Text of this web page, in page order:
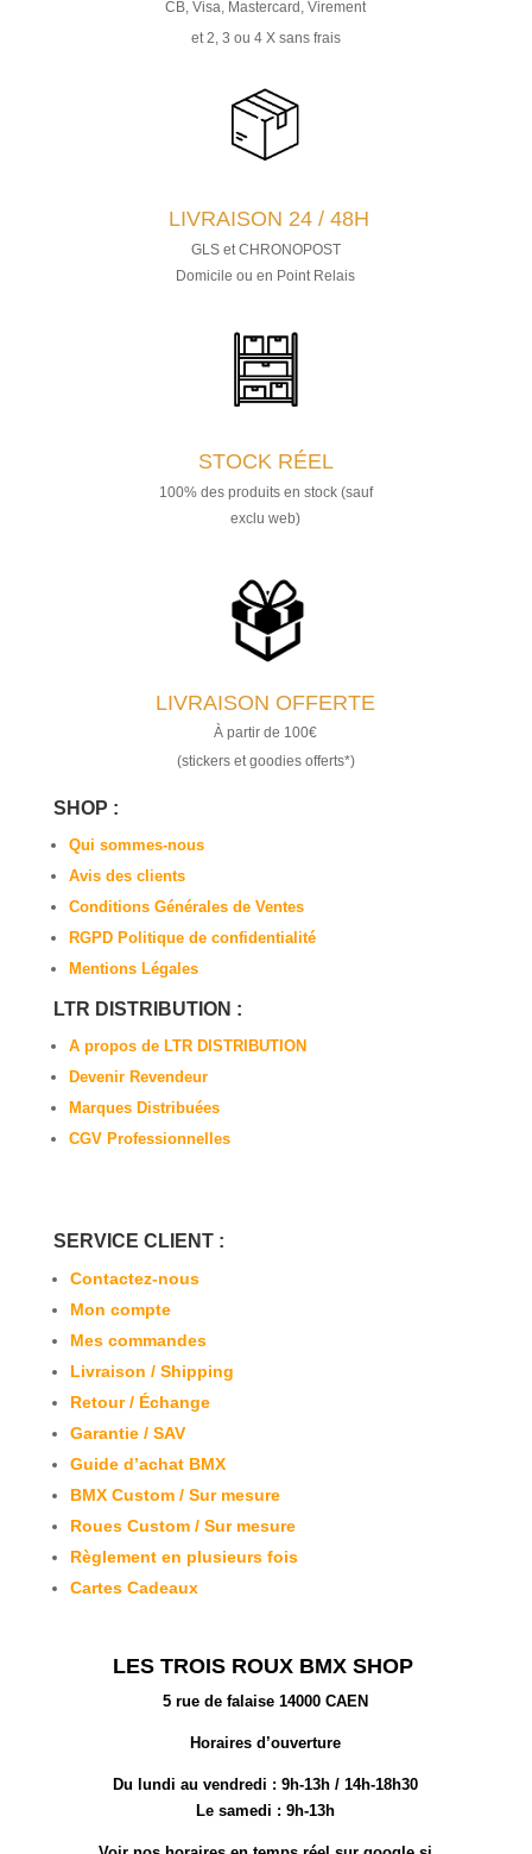
CB, Visa, Mastercard, Virement
et 2, 3 ou 4 X sans frais
LIVRAISON 24 / 48H
GLS et CHRONOPOST
Domicile ou en Point Relais
STOCK RÉEL
100% des produits en stock (sauf
exclu web)
LIVRAISON OFFERTE
À partir de 100€
(stickers et goodies offerts*)
SHOP :
Qui sommes-nous
Avis des clients
Conditions Générales de Ventes
RGPD Politique de confidentialité
Mentions Légales
LTR DISTRIBUTION :
A propos de LTR DISTRIBUTION
Devenir Revendeur
Marques Distribuées
CGV Professionnelles
SERVICE CLIENT :
Contactez-nous
Mon compte
Mes commandes
Livraison / Shipping
Retour / Échange
Garantie / SAV
Guide d’achat BMX
BMX Custom / Sur mesure
Roues Custom / Sur mesure
Règlement en plusieurs fois
Cartes Cadeaux
LES TROIS ROUX BMX SHOP
5 rue de falaise 14000 CAEN
Horaires d’ouverture
Du lundi au vendredi :9h-13h / 14h-18h30
Le samedi : 9h-13h